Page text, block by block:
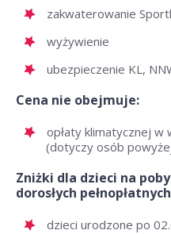
zakwaterowanie
wyżywienie
ubezpieczenie KL,
Cena nie obejmuje:
opłaty klimatycznej
(dotyczy osób
Zniżki dla dzieci na
dorosłych
dzieci urodzone po